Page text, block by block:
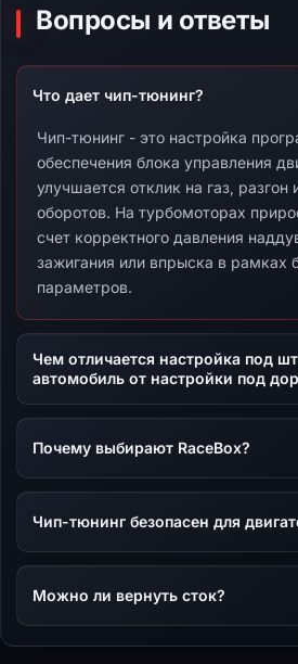
Вопросы и ответы
Что дает чип-тюнинг?
Чип-тюнинг - это настройка
обеспечения блока управления
улучшается отклик на газ, разгон
оборотов. На турбомоторах
счет корректного давления
зажигания или впрыска в рамках
параметров.
Чем отличается настройка под
автомобиль от настройки под
Почему выбирают RaceBox?
Чип-тюнинг безопасен для
Можно ли вернуть сток?